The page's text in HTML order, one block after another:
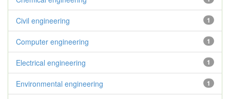
1
Civil engineering
1
Computer engineering
1
Electrical engineering
1
Environmental engineering